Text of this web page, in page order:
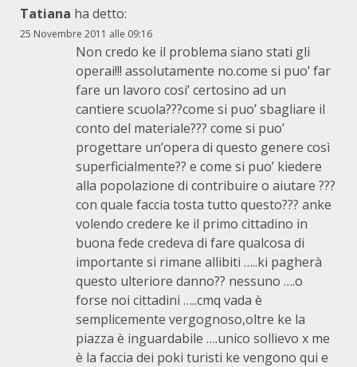
Tatiana ha detto:
25 Novembre 2011 alle 09:16
Non credo ke il problema siano stati gli
operai!!! assolutamente no.come si puo’ far
fare un lavoro cosi’ certosino ad un
cantiere scuola???come si puo’ sbagliare il
conto del materiale??? come si puo’
progettare un’opera di questo genere così
superficialmente?? e come si puo’ kiedere
alla popolazione di contribuire o aiutare ???
con quale faccia tosta tutto questo??? anke
volendo credere ke il primo cittadino in
buona fede credeva di fare qualcosa di
importante si rimane allibiti …..ki pagherà
questo ulteriore danno?? nessuno ….o
forse noi cittadini …..cmq vada è
semplicemente vergognoso,oltre ke la
piazza è inguardabile ….unico sollievo x me
è la faccia dei poki turisti ke vengono qui e